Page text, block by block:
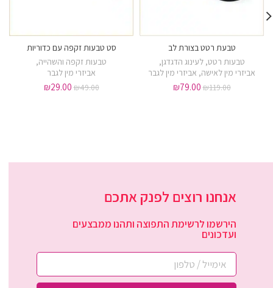
ורוד ירוק
טבעת רטט בצורת לב
טבעות רטט,לעינוג הדגדגן,
אביזרי מין לאישה, אביזרי מין לגבר
₪119.00
₪79.00
סט טבעות זקפה עם כדוריות
טבעות זקפה והשהייה,
אביזרי מין לגבר
₪49.00
₪29.00
אנחנו רוצים לפנק אתכם
הירשמו לרשימת התפוצה ותהנו ממבצעים
ועדכונים